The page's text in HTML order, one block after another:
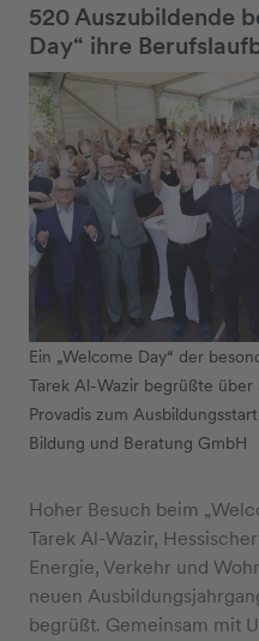
520 Auszubildende
Day“ ihre
Ein „Welcome Day“ der
Tarek Al-Wazir begrüßte
Provadis zum
Bildung und Beratung GmbH
Hoher Besuch beim
Tarek Al-Wazir,
Energie, Verkehr und
neuen
begrüßt. Gemeinsam mit